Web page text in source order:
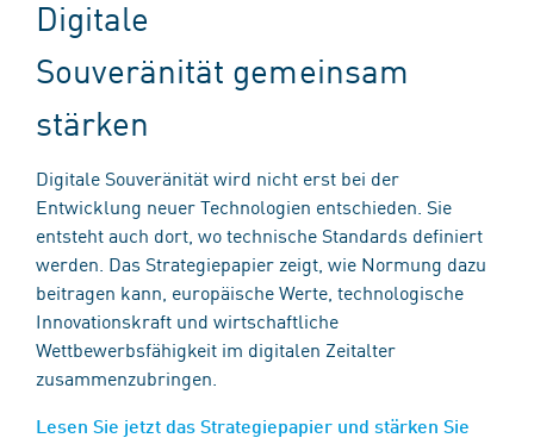
Digitale
Souveränität gemeinsam
stärken
Digitale Souveränität wird nicht erst bei der
Entwicklung neuer Technologien entschieden. Sie
entsteht auch dort, wo technische Standards definiert
werden. Das Strategiepapier zeigt, wie Normung dazu
beitragen kann, europäische Werte, technologische
Innovationskraft und wirtschaftliche
Wettbewerbsfähigkeit im digitalen Zeitalter
zusammenzubringen.
Lesen Sie jetzt das Strategiepapier und stärken Sie